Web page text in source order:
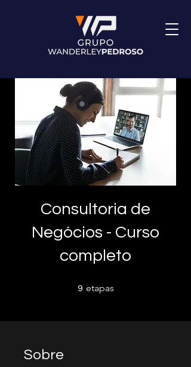
Consultoria de
Negócios - Curso
completo
9 etapas
Sobre